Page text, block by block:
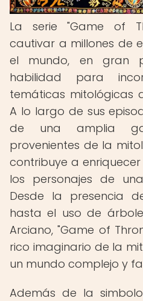
La serie "Game of
cautivar a millones de
el mundo, en gran
habilidad para
temáticas mitológicas
A lo largo de sus
de una amplia
provenientes de la
contribuye a
los personajes de
Desde la presencia
hasta el uso de
Arciano, "Game of
rico imaginario de la
un mundo complejo y
Además de la